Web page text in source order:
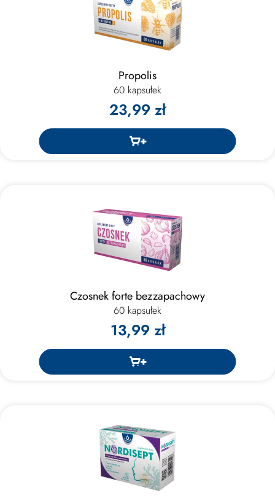
Propolis
60 kapsułek
23,99 zł
Czosnek forte bezzapachowy
60 kapsułek
13,99 zł